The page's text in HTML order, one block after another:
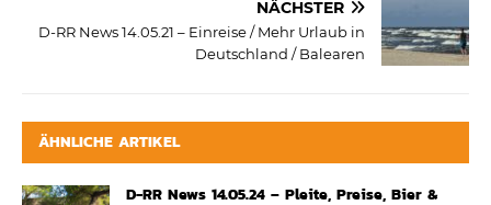
NÄCHSTER
D-RR News 14.05.21 – Einreise / Mehr Urlaub in
Deutschland / Balearen
ÄHNLICHE ARTIKEL
D-RR News 14.05.24 – Pleite, Preise, Bier &